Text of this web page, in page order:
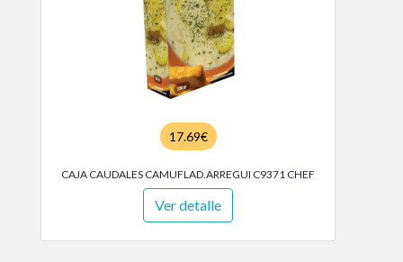
17.69€
CAJA CAUDALES CAMUFLAD.ARREGUI C9371 CHEF
Ver detalle